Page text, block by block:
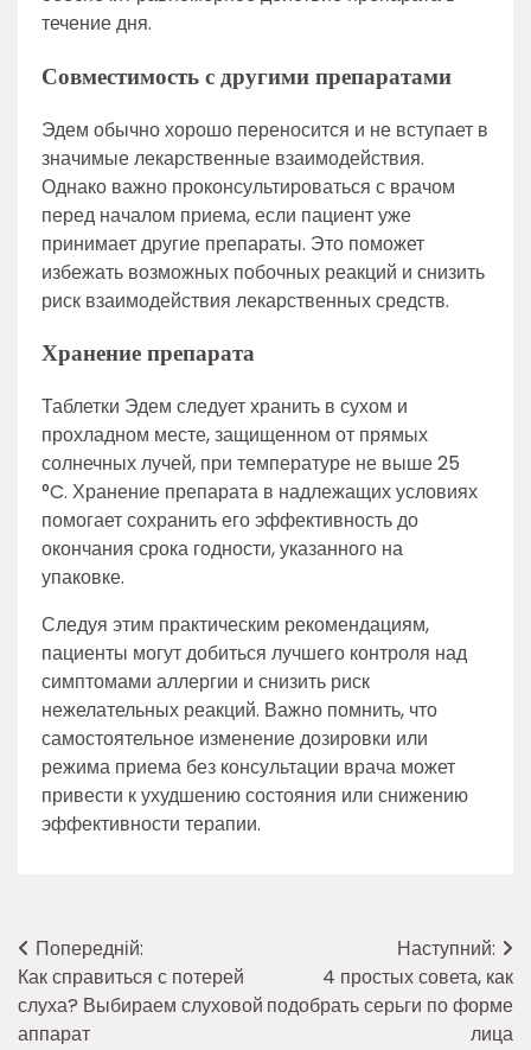
течение дня.
Совместимость с другими препаратами
Эдем обычно хорошо переносится и не вступает в
значимые лекарственные взаимодействия.
Однако важно проконсультироваться с врачом
перед началом приема, если пациент уже
принимает другие препараты. Это поможет
избежать возможных побочных реакций и снизить
риск взаимодействия лекарственных средств.
Хранение препарата
Таблетки Эдем следует хранить в сухом и
прохладном месте, защищенном от прямых
солнечных лучей, при температуре не выше 25
°C. Хранение препарата в надлежащих условиях
помогает сохранить его эффективность до
окончания срока годности, указанного на
упаковке.
Следуя этим практическим рекомендациям,
пациенты могут добиться лучшего контроля над
симптомами аллергии и снизить риск
нежелательных реакций. Важно помнить, что
самостоятельное изменение дозировки или
режима приема без консультации врача может
привести к ухудшению состояния или снижению
эффективности терапии.
Навігація
записів
Попередній:
Как справиться с потерей
слуха? Выбираем слуховой
аппарат
Наступний:
4 простых совета, как
подобрать серьги по форме
лица